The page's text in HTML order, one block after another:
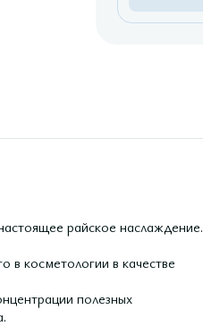
райское наслаждение.
в косметологии в качестве
полезных